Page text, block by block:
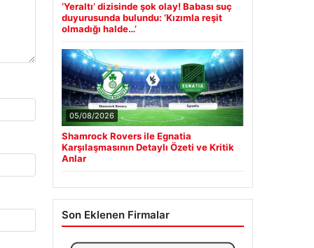
‘Yeraltı’ dizisinde şok olay! Babası suç
duyurusunda bulundu: ‘Kızımla reşit
olmadığı halde…’
05/08/2026
Shamrock Rovers ile Egnatia
Karşılaşmasının Detaylı Özeti ve Kritik
Anlar
Son Eklenen Firmalar